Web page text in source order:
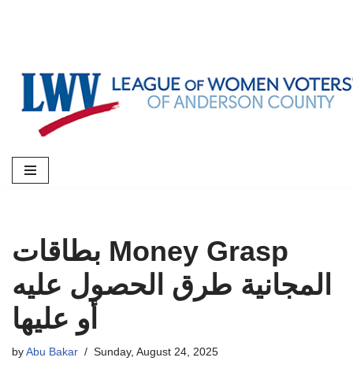
content
بطاقات Money Grasp
المجانية طرق الحصول عليه
أو عليها
by Abu Bakar Sunday, August 24, 2025